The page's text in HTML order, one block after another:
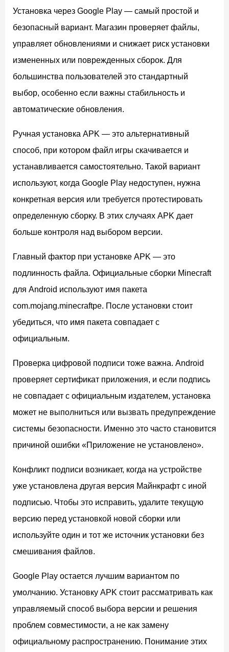
Установка через Google Play — самый простой и
безопасный вариант. Магазин проверяет файлы,
управляет обновлениями и снижает риск установки
измененных или поврежденных сборок. Для
большинства пользователей это стандартный
выбор, особенно если важны стабильность и
автоматические обновления.
Ручная установка APK — это альтернативный
способ, при котором файл игры скачивается и
устанавливается самостоятельно. Такой вариант
используют, когда Google Play недоступен, нужна
конкретная версия или требуется протестировать
определенную сборку. В этих случаях APK дает
больше контроля над выбором версии.
Главный фактор при установке APK — это
подлинность файла. Официальные сборки Minecraft
для Android используют имя пакета
com.mojang.minecraftpe. После установки стоит
убедиться, что имя пакета совпадает с
официальным.
Проверка цифровой подписи тоже важна. Android
проверяет сертификат приложения, и если подпись
не совпадает с официальным издателем, установка
может не выполниться или вызвать предупреждение
системы безопасности. Именно это часто становится
причиной ошибки «Приложение не установлено».
Конфликт подписи возникает, когда на устройстве
уже установлена другая версия Майнкрафт с иной
подписью. Чтобы это исправить, удалите текущую
версию перед установкой новой сборки или
используйте один и тот же источник установки без
смешивания файлов.
Google Play остается лучшим вариантом по
умолчанию. Установку APK стоит рассматривать как
управляемый способ выбора версии и решения
проблем совместимости, а не как замену
официальному распространению. Понимание этих